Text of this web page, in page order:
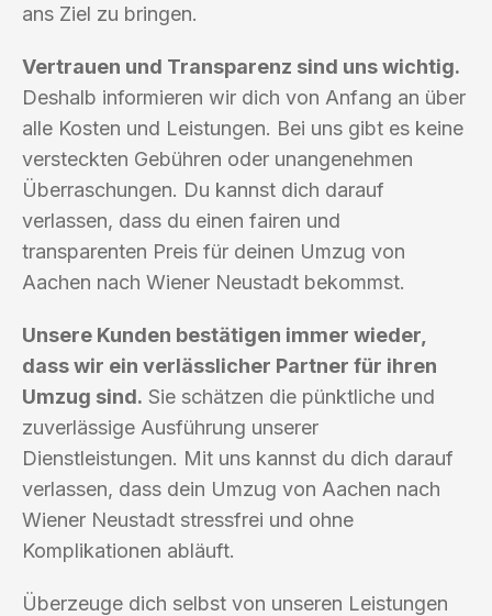
ans Ziel zu bringen.
Vertrauen und Transparenz sind uns wichtig.
Deshalb informieren wir dich von Anfang an über
alle Kosten und Leistungen. Bei uns gibt es keine
versteckten Gebühren oder unangenehmen
Überraschungen. Du kannst dich darauf
verlassen, dass du einen fairen und
transparenten Preis für deinen Umzug von
Aachen nach Wiener Neustadt bekommst.
Unsere Kunden bestätigen immer wieder,
dass wir ein verlässlicher Partner für ihren
Umzug sind. Sie schätzen die pünktliche und
zuverlässige Ausführung unserer
Dienstleistungen. Mit uns kannst du dich darauf
verlassen, dass dein Umzug von Aachen nach
Wiener Neustadt stressfrei und ohne
Komplikationen abläuft.
Überzeuge dich selbst von unseren Leistungen